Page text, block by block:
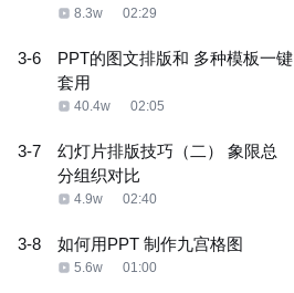
8.3w 02:29
3-6
PPT的图文排版和 多种模板一键
套用
40.4w 02:05
3-7
幻灯片排版技巧（二） 象限总
分组织对比
4.9w 02:40
3-8 如何用PPT 制作九宫格图
5.6w 01:00